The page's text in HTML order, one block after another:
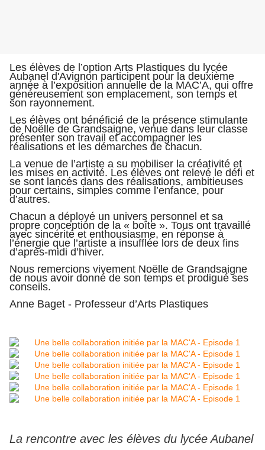
Les élèves de l’option Arts Plastiques du lycée
Aubanel d'Avignon participent pour la deuxième
année à l’exposition annuelle de la MAC’A, qui offre
généreusement son emplacement, son temps et
son rayonnement.
Les élèves ont bénéficié de la présence stimulante
de Noëlle de Grandsaigne, venue dans leur classe
présenter son travail et accompagner les
réalisations et les démarches de chacun.
La venue de l’artiste a su mobiliser la créativité et
les mises en activité. Les élèves ont relevé le défi et
se sont lancés dans des réalisations, ambitieuses
pour certains, simples comme l’enfance, pour
d’autres.
Chacun a déployé un univers personnel et sa
propre conception de la « boîte ». Tous ont travaillé
avec sincérité et enthousiasme, en réponse à
l’énergie que l’artiste a insufflée lors de deux fins
d’après-midi d’hiver.
Nous remercions vivement Noëlle de Grandsaigne
de nous avoir donné de son temps et prodigué ses
conseils.
Anne Baget - Professeur d’Arts Plastiques
La rencontre avec les élèves du lycée Aubanel